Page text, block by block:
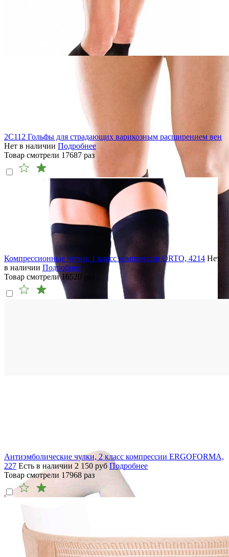
2C112 Гольфы для страдающих варикозным расширением вен
Нет в наличии Подробнее
Товар смотрели 17687 раз
Компрессионные чулки, 1 класс компрессии ORTO, 4214 Нет
в наличии Подробнее
Товар смотрели16520
Антиэмболические чулки, 2 класс компрессии ERGOFORMA,
227 Есть в наличии 2 150 руб Подробнее
Товар смотрели 17968 раз